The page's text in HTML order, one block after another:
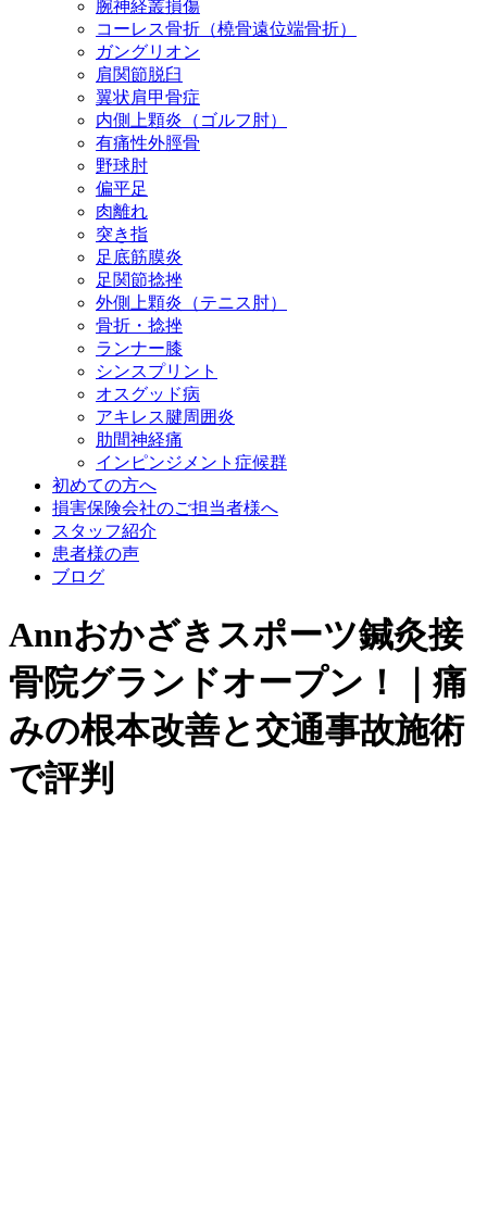
腕神経叢損傷
コーレス骨折（橈骨遠位端骨折）
ガングリオン
肩関節脱臼
翼状肩甲骨症
内側上顆炎（ゴルフ肘）
有痛性外脛骨
野球肘
偏平足
肉離れ
突き指
足底筋膜炎
足関節捻挫
外側上顆炎（テニス肘）
骨折・捻挫
ランナー膝
シンスプリント
オスグッド病
アキレス腱周囲炎
肋間神経痛
インピンジメント症候群
初めての方へ
損害保険会社のご担当者様へ
スタッフ紹介
患者様の声
ブログ
Annおかざきスポーツ鍼灸接
骨院グランドオープン！｜痛
みの根本改善と交通事故施術
で評判